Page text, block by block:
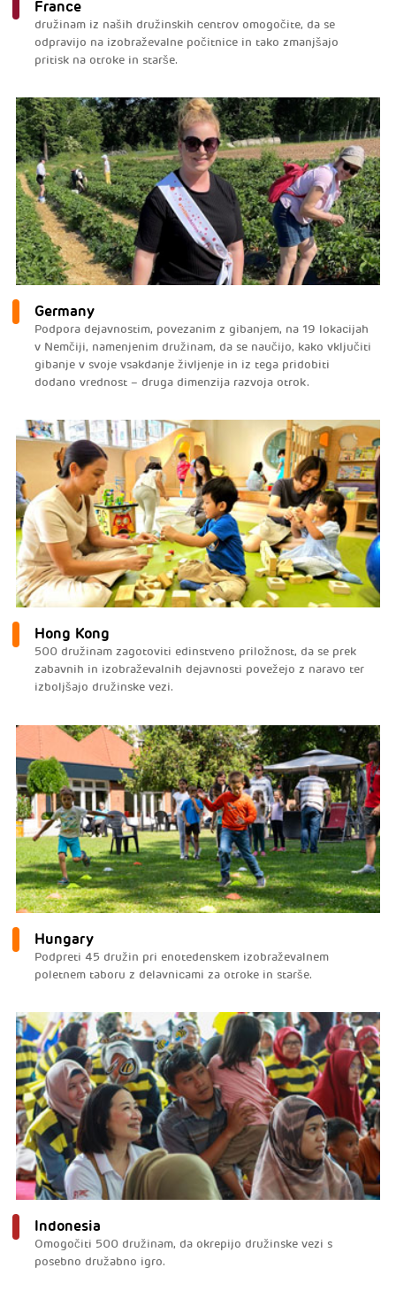
France
družinam iz naših družinskih centrov omogočite, da se
odpravijo na izobraževalne počitnice in tako zmanjšajo
pritisk na otroke in starše.
Germany
Podpora dejavnostim, povezanim z gibanjem, na 19 lokacijah
v Nemčiji, namenjenim družinam, da se naučijo, kako vključiti
gibanje v svoje vsakdanje življenje in iz tega pridobiti
dodano vrednost – druga dimenzija razvoja otrok.
Hong Kong
500 družinam zagotoviti edinstveno priložnost, da se prek
zabavnih in izobraževalnih dejavnosti povežejo z naravo ter
izboljšajo družinske vezi.
Hungary
Podpreti 45 družin pri enotedenskem izobraževalnem
poletnem taboru z delavnicami za otroke in starše.
Indonesia
Omogočiti 500 družinam, da okrepijo družinske vezi s
posebno družabno igro.